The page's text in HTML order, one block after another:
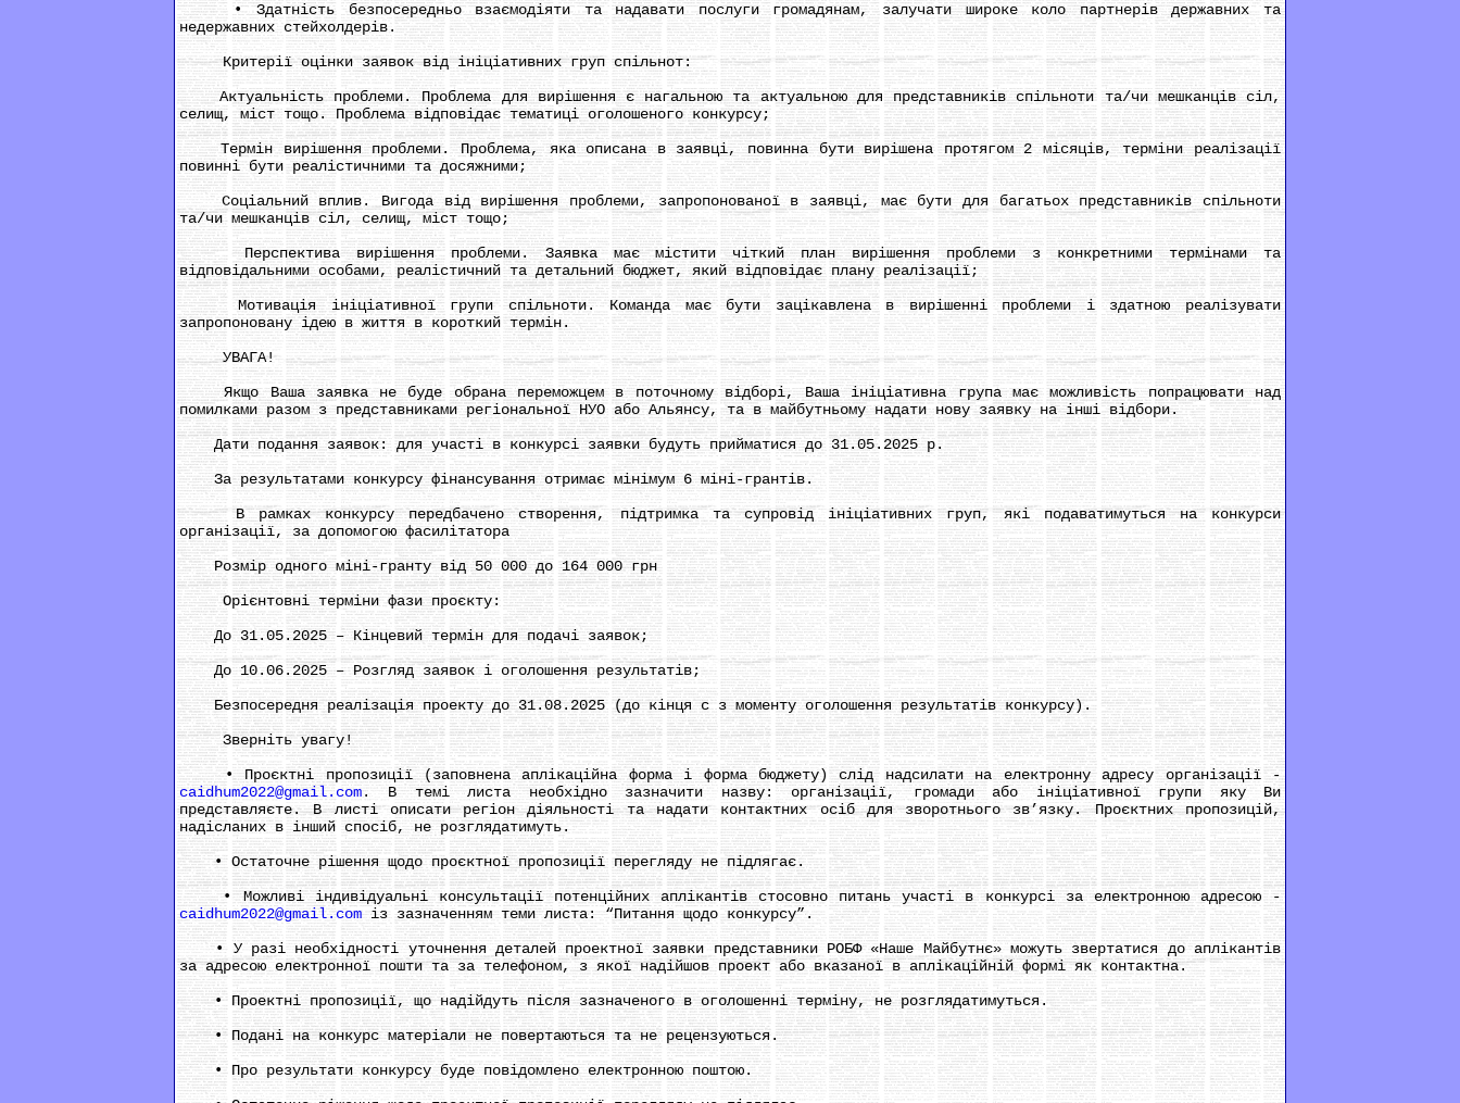
• Здатність безпосередньо взаємодіяти та надавати послуги громадянам, залучати широке коло партнерів державних та
недержавних стейхолдерів.
Критерії оцінки заявок від ініціативних груп спільнот:
Актуальність проблеми. Проблема для вирішення є нагальною та актуальною для представників спільноти та/чи мешканців сіл,
селищ, міст тощо. Проблема відповідає тематиці оголошеного конкурсу;
Термін вирішення проблеми. Проблема, яка описана в заявці, повинна бути вирішена протягом 2 місяців, терміни реалізації
повинні бути реалістичними та досяжними;
Соціальний вплив. Вигода від вирішення проблеми, запропонованої в заявці, має бути для багатьох представників спільноти
та/чи мешканців сіл, селищ, міст тощо;
Перспектива вирішення проблеми. Заявка має містити чіткий план вирішення проблеми з конкретними термінами та
відповідальними особами, реалістичний та детальний бюджет, який відповідає плану реалізації;
Мотивація ініціативної групи спільноти. Команда має бути зацікавлена в вирішенні проблеми і здатною реалізувати
запропоновану ідею в життя в короткий термін.
УВАГА!
Якщо Ваша заявка не буде обрана переможцем в поточному відборі, Ваша ініціативна група має можливість попрацювати над
помилками разом з представниками регіональної НУО або Альянсу, та в майбутньому надати нову заявку на інші відбори.
Дати подання заявок: для участі в конкурсі заявки будуть прийматися до 31.05.2025 р.
За результатами конкурсу фінансування отримає мінімум 6 міні-грантів.
В рамках конкурсу передбачено створення, підтримка та супровід ініціативних груп, які подаватимуться на конкурси
організації, за допомогою фасилітатора
Розмір одного міні-гранту від 50 000 до 164 000 грн
Орієнтовні терміни фази проєкту:
До 31.05.2025 – Кінцевий термін для подачі заявок;
До 10.06.2025 – Розгляд заявок і оголошення результатів;
Безпосередня реалізація проекту до 31.08.2025 (до кінця с з моменту оголошення результатів конкурсу).
Зверніть увагу!
• Проєктні пропозиції (заповнена аплікаційна форма і форма бюджету) слід надсилати на електронну адресу організації -
caidhum2022@gmail.com. В темі листа необхідно зазначити назву: організації, громади або ініціативної групи яку Ви
представляєте. В листі описати регіон діяльності та надати контактних осіб для зворотнього зв’язку. Проєктних пропозицій,
надісланих в інший спосіб, не розглядатимуть.
• Остаточне рішення щодо проєктної пропозиції перегляду не підлягає.
• Можливі індивідуальні консультації потенційних аплікантів стосовно питань участі в конкурсі за електронною адресою -
caidhum2022@gmail.com із зазначенням теми листа: “Питання щодо конкурсу”.
• У разі необхідності уточнення деталей проектної заявки представники РОБФ «Наше Майбутнє» можуть звертатися до аплікантів
за адресою електронної пошти та за телефоном, з якої надійшов проект або вказаної в аплікаційній формі як контактна.
• Проектні пропозиції, що надійдуть після зазначеного в оголошенні терміну, не розглядатимуться.
• Подані на конкурс матеріали не повертаються та не рецензуються.
• Про результати конкурсу буде повідомлено електронною поштою.